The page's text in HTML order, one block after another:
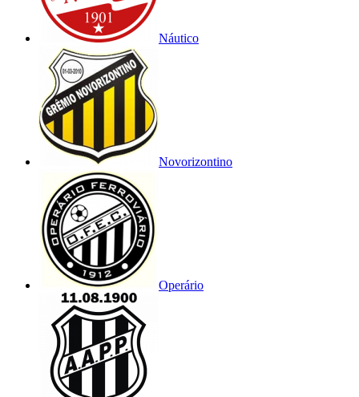
Náutico
Novorizontino
Operário